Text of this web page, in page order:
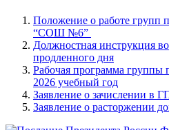
Положение о работе групп
“СОШ №6”
Должностная инструкция
продленного дня
Рабочая программа группы
2026 учебный год
Заявление о зачислении в
Заявление о расторжении